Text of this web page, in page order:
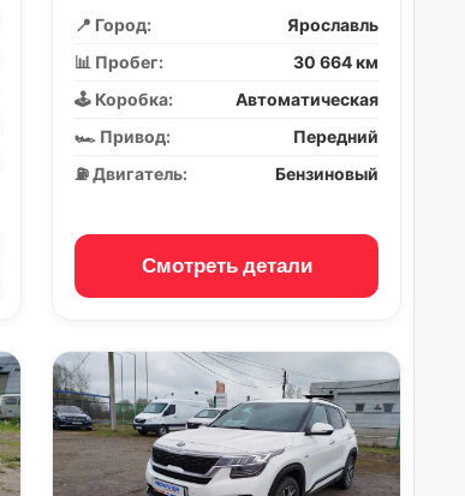
📍 Город:
Ярославль
📊 Пробег:
30 664 км
🕹️ Коробка:
Автоматическая
🏎️ Привод:
Передний
⛽ Двигатель:
Бензиновый
Смотреть детали